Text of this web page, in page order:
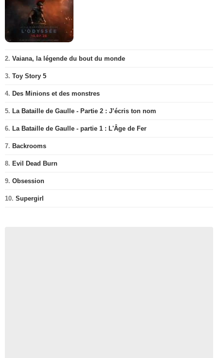
2. Vaiana, la légende du bout du monde
3. Toy Story 5
4. Des Minions et des monstres
5. La Bataille de Gaulle - Partie 2 : J’écris ton nom
6. La Bataille de Gaulle - partie 1 : L'Âge de Fer
7. Backrooms
8. Evil Dead Burn
9. Obsession
10. Supergirl